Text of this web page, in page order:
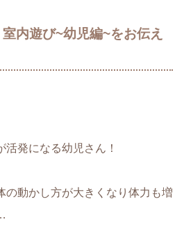
内遊び~幼児編~をお伝え
発になる幼児さん！
の動かし方が大きくなり体力も増